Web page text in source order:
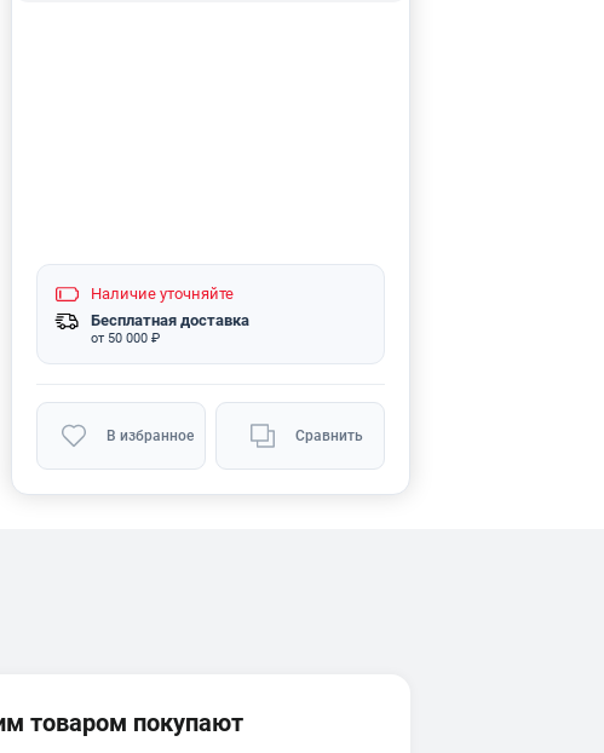
Наличие уточняйте
Бесплатная доставка
от 50 000 ₽
В избранное Сравнить
товаром покупают